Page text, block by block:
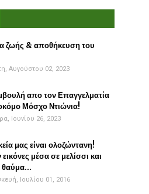
ζωής & αποθήκευση του
Αυγούστου 02, 2023
απο τον Επαγγελματία
Μόσχο Ντιώνια!
Ιουνίου 26, 2023
μας είναι ολοζώντανη!
μέσα σε μελίσσι και
θαύμα...
Ιουλίου 01, 2016